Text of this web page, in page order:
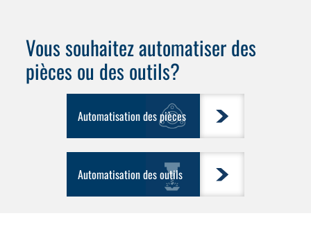
Vous souhaitez automatiserdes
pièces ou des outils?
Automatisation des pièces
Automatisation des outils